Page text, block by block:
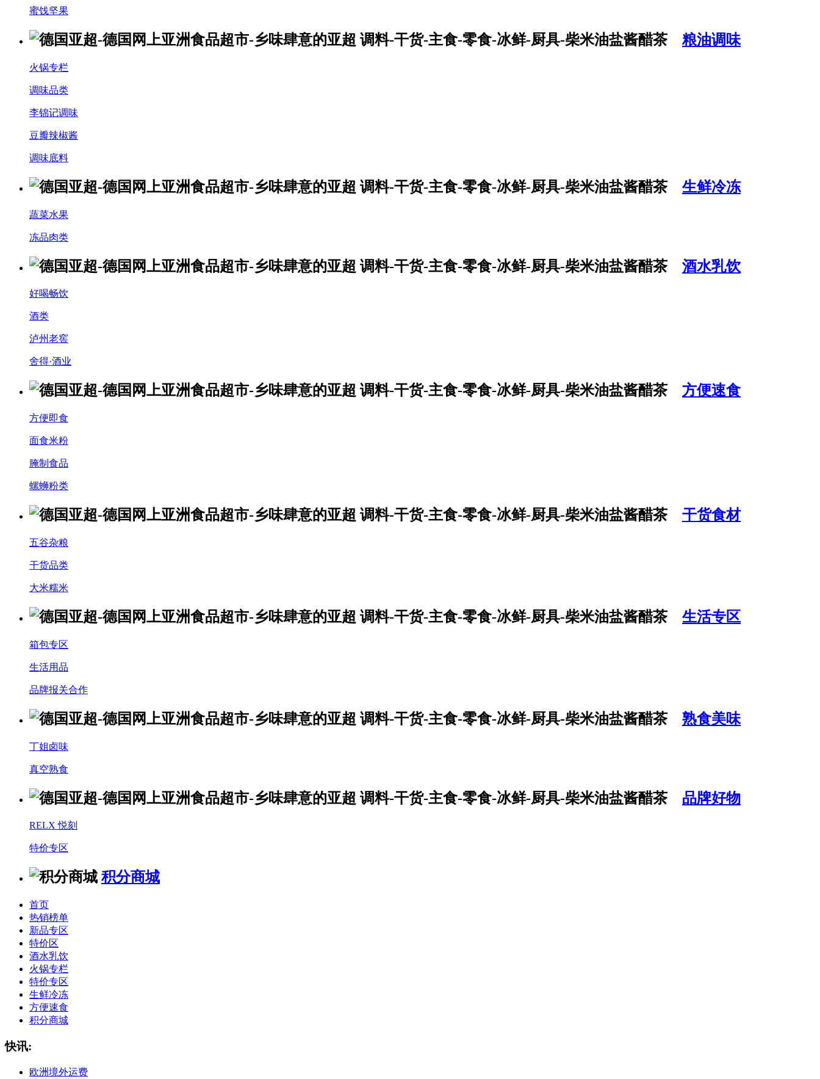
蜜饯坚果
粮油调味
火锅专栏
调味品类
李锦记调味
豆瓣辣椒酱
调味底料
生鲜冷冻
蔬菜水果
冻品肉类
酒水乳饮
好喝畅饮
酒类
泸州老窖
舍得·酒业
方便速食
方便即食
面食米粉
腌制食品
螺蛳粉类
干货食材
五谷杂粮
干货品类
大米糯米
生活专区
箱包专区
生活用品
品牌报关合作
熟食美味
丁姐卤味
真空熟食
品牌好物
RELX 悦刻
特价专区
积分商城
首页
热销榜单
新品专区
特价区
酒水乳饮
火锅专栏
特价专区
生鲜冷冻
方便速食
积分商城
快讯:
欧洲境外运费